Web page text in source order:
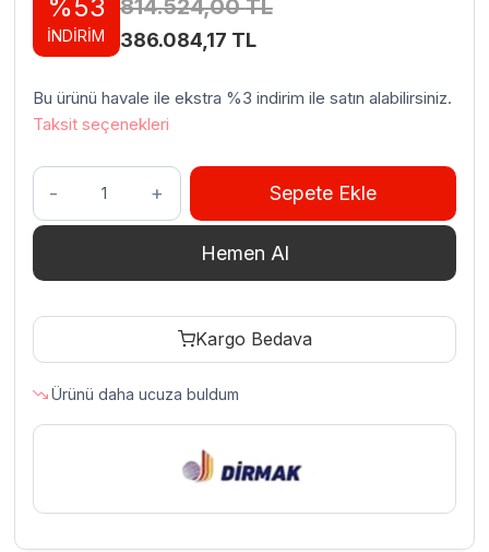
%53
İNDİRİM
814.524,00TL
Orijinal
814.524,00 TL.
386.084,17 TLŞu
fiyat:
Bu ürünü havale ile ekstra %3 indirim ile satın alabilirsiniz.
Taksit seçenekleri
Dirmak
IBT
Serisi
Hız
V
Asansör
L
Sepete Ekle
Hemen Al
Kargo Bedava
Ürünü daha ucuza buldum